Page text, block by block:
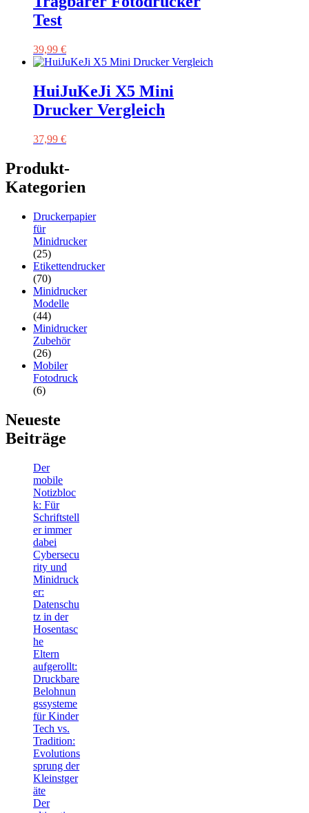
Test
39,99 €
HuiJuKeJi X5 Mini
Drucker Vergleich
37,99 €
Produkt-
Kategorien
Druckerpapier
für
Minidrucker
(25)
Etikettendrucker
(70)
Minidrucker
Modelle
(44)
Minidrucker
Zubehör
(26)
Mobiler
Fotodruck
(6)
Neueste
Beiträge
Der
mobile
Notizbloc
k: Für
Schriftstell
er immer
dabei
Cybersecu
rity und
Minidruck
er:
Datenschu
tz in der
Hosentasc
he
Eltern
aufgerollt:
Druckbare
Belohnun
gssysteme
für Kinder
Tech vs.
Tradition:
Evolutions
sprung der
Kleinstger
äte
Der